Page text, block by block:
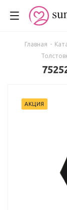
Главная -
АКЦИЯ